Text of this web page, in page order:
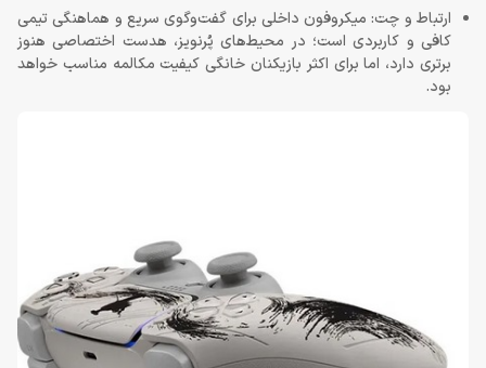
ارتباط و چت: میکروفون داخلی برای گفت‌وگوی سریع و هماهنگی تیمی
کافی و کاربردی است؛ در محیط‌های پُرنویز، هدست اختصاصی هنوز
برتری دارد، اما برای اکثر بازیکنان خانگی کیفیت مکالمه مناسب خواهد
بود.